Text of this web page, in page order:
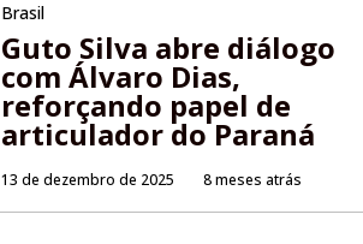
Brasil
Guto Silva abre diálogo
com Álvaro Dias,
reforçando papel de
articulador do Paraná
13 de dezembro de 2025 8 meses atrás